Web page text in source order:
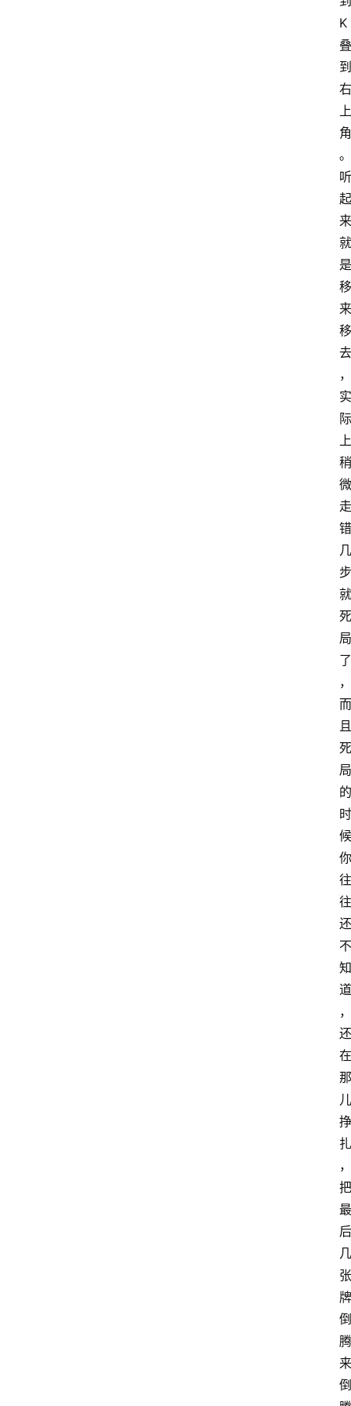
K
叠
到
右
上
角
。
听
起
来
就
是
移
来
移
去
，
实
际
上
稍
微
走
错
几
步
就
死
局
了
，
而
且
死
局
的
时
候
你
往
往
还
不
知
道
，
还
在
那
儿
挣
扎
，
把
最
后
几
张
牌
倒
腾
来
倒